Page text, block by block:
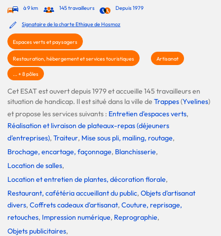
à 9 km 145 travailleurs Depuis 1979
Signataire de la charte Ethique de Hosmoz
Espaces verts et paysagers
Restauration, hébergement et services touristiques Artisanat
... + 8 pôles
Cet ESAT est ouvert depuis 1979 et accueille 145 travailleurs en
situation de handicap. Il est situé dans la ville deTrappes(Yvelines)
et propose les services suivants : Entretien d'espaces verts,
Réalisation et livraison de plateaux-repas (déjeuners
d'entreprises), Traiteur, Mise sous pli, mailing, routage,
Brochage, encartage, façonnage, Blanchisserie,
Location de salles,
Location et entretien de plantes, décoration florale,
Restaurant, cafétéria accueillant du public, Objets d'artisanat
divers, Coffrets cadeaux d'artisanat, Couture, reprisage,
retouches, Impression numérique, Reprographie,
Objets publicitaires,